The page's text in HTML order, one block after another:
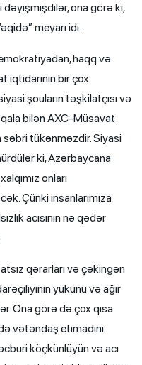
dəyişmişdilər, ona görə ki,
meyarı idi.
haqq və
bir çox
şouların təşkilatçısı və
qala bilən AXC-Müsavat
səbri tükənməzdir. Siyasi
ki, Azərbaycana
onları
Çünki insanlarımıza
acısının nə qədər
qərarları və çəkingən
yükünü və ağır
Ona görə də çox qısa
vətəndaş etimadını
köçkünlüyün və acı